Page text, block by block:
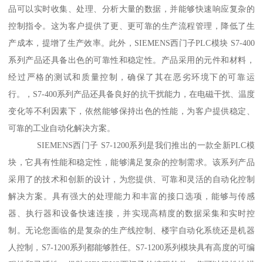
品可以实时收集、处理、分析大量的数据，并能够快速响应复杂的
控制指令。这为客户提供了更、更可靠的生产流程管理，降低了生
产成本，提增了生产效率。此外，SIEMENS西门子PLC模块 S7-400
系列产品还具备出色的可靠性和稳定性。产品采用的元件和材料，
经过严格的测试和质量控制，确保了其在恶劣环境下的可靠运
行。，S7-400系列产品还具备良好的抗干扰能力，在电磁干扰、温度
变化等不利因素下，依然能够保持出色的性能，为客户提供稳定、
可靠的工业自动化解决方案。
SIEMENS西门子 S7-1200系列是我们推出的一款全新PLC模
块，它具有性能和稳定性，能够满足复杂的控制需求。该系列产品
采用了的技术和创新的设计，为您提供、可靠和灵活的自动化控制
解决方案。具有强大的处理能力和丰富的接口选项，能够与传感
器、执行器和设备快速连接，并实现高精度的数据采集和实时控
制。无论您面临的是复杂的生产线控制、楼宇自动化系统还是机器
人控制，S7-1200系列都能够胜任。S7-1200系列模块具有高度的可编